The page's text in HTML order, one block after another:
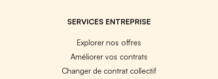
SERVICES ENTREPRISE
Explorer nos offres
Améliorer vos contrats
Changer de contrat collectif